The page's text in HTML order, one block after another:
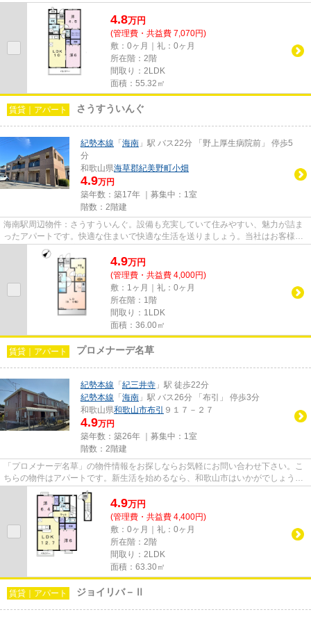
お部屋を見つけましょう。当...
4.8万円
(管理費・共益費 7,070円)
敷：0ヶ月｜礼：0ヶ月
所在階：2階
間取り：2LDK
面積：55.32㎡
賃貸｜アパート さうすういんぐ
紀勢本線 「 海南 」駅 バス22分 「野上厚生病院前」 停歩5
分
和歌山県海草郡紀美野町小畑
4.9万円
築年数：築17年 ｜募集中： 1室
階数：2階建
海南駅周辺物件：さうすういんぐ。設備も充実していて住みやすい、魅力が詰ま
ったアパートです。快適な住まいで快適な生活を送りましょう。当社はお客様の
多様なニーズにお応えするべ...
4.9万円
(管理費・共益費 4,000円)
敷：1ヶ月｜礼：0ヶ月
所在階：1階
間取り：1LDK
面積：36.00㎡
賃貸｜アパート プロメナーデ名草
紀勢本線 「 紀三井寺 」駅 徒歩22分
紀勢本線 「 海南 」駅 バス26分 「布引」 停歩3分
和歌山県和歌山市布引 ９１７－２７
4.9万円
築年数：築26年 ｜募集中： 1室
階数：2階建
「プロメナーデ名草」の物件情報をお探しならお気軽にお問い合わせ下さい。こ
ちらの物件はアパートです。新生活を始めるなら、和歌山市はいかがでしょう
か？住環境が整っており、快適...
4.9万円
(管理費・共益費 4,400円)
敷：0ヶ月｜礼：0ヶ月
所在階：2階
間取り：2LDK
面積：63.30㎡
賃貸｜アパート ジョイリバ－Ⅱ